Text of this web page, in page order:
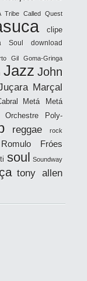
Tribe Called Quest
clipe
Soul download
Gil Goma-Gringa
Jazz John
Marçal
Metá Metá
Orchestre Poly-
reggae rock
Romulo Fróes
soul Soundway
tony allen